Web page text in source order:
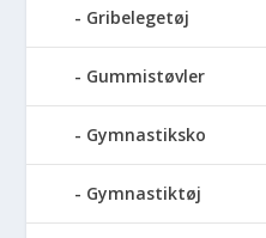
Gribelegetøj
Gummistøvler
Gymnastiksko
Gymnastiktøj